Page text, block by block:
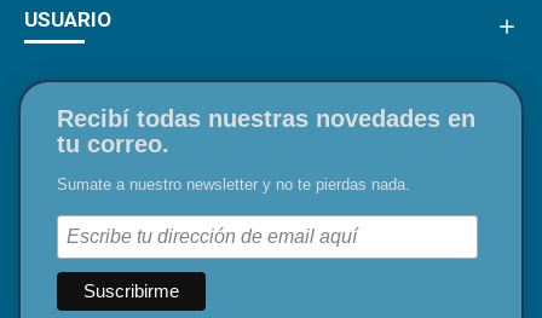
USUARIO
Recibí todas nuestras novedades en
tu correo.
Sumate a nuestro newsletter y no te pierdas nada.